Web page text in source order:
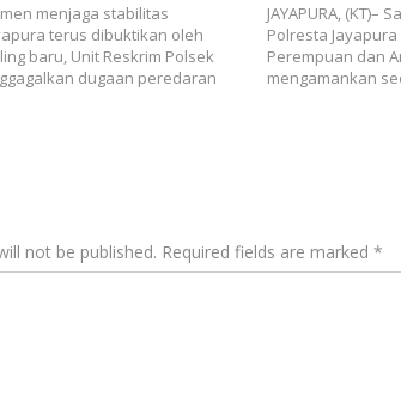
menjaga stabilitas
terus dibuktikan oleh
baru, Unit Reskrim Polsek
dugaan peredaran
JAYAPURA, (KT)–
Polresta
Perempuan dan
mengamankan
not be published. Required fields are marked *